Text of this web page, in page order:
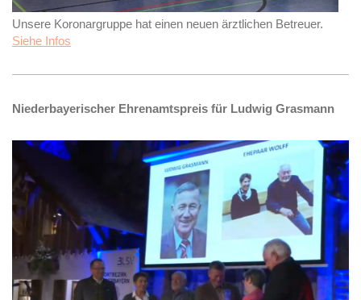
Unsere Koronargruppe hat einen neuen ärztlichen Betreuer.
Siehe Infos
Niederbayerischer Ehrenamtspreis für Ludwig Grasmann